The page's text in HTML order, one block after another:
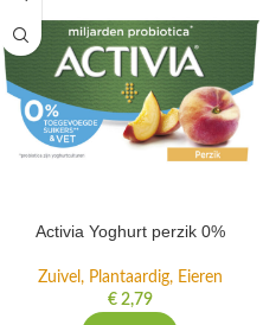
Activia Yoghurt perzik 0%
Zuivel, Plantaardig, Eieren
€2,79